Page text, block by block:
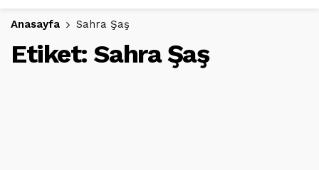
Anasayfa Sahra Şaş
Etiket: Sahra Şaş